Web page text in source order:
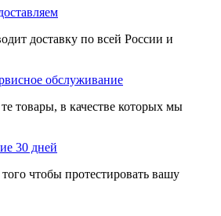
доставку по всей России и
обслуживание
товары, в качестве которых мы
30 дней
чтобы протестировать вашу